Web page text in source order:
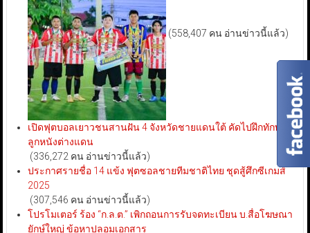
(558,407 คน อ่านข่าวนี้แล้ว)
เปิดฟุตบอลเยาวชนสานฝัน 4 จังหวัดชายแดนใต้ คัดไปฝึกทักษะ
ลูกหนังต่างแดน
(336,272 คน อ่านข่าวนี้แล้ว)
ประกาศรายชื่อ 14 แข้ง ฟุตซอลชายทีมชาติไทย ชุดสู้ศึกซีเกมส์
2025
(307,546 คน อ่านข่าวนี้แล้ว)
โปรโมเตอร์ ร้อง “ก.ล.ต.” เพิกถอนการรับจดทะเบียน บ.สื่อโฆษณา
ยักษ์ใหญ่ ข้อหาปลอมเอกสาร